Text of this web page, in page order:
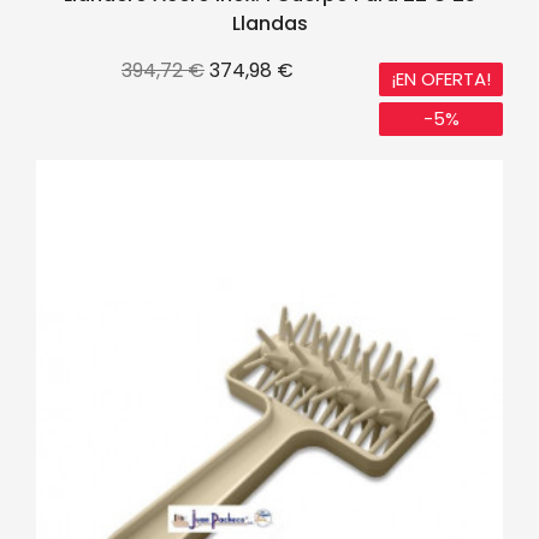
Llandas
Precio
394,72 €Precio
374,98 €
¡EN OFERTA!
-5%